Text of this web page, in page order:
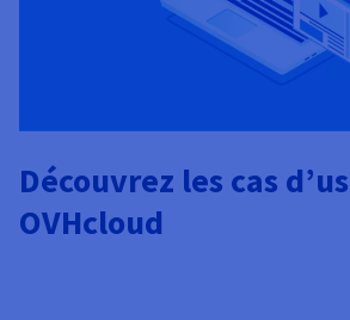
Découvrez les cas
OVHcloud